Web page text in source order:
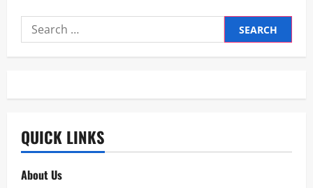
Search
for:
QUICK LINKS
About Us